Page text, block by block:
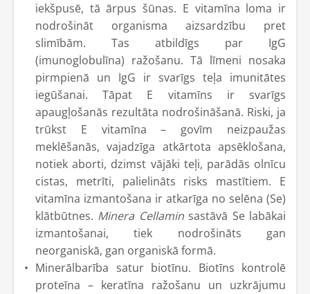
iekšpusē, tā ārpus šūnas. E vitamīna loma ir
nodrošināt organisma aizsardzību pret
slimībām. Tas atbildīgs par IgG
(imunoglobulīna) ražošanu. Tā līmeni nosaka
pirmpienā un IgG ir svarīgs teļa imunitātes
iegūšanai. Tāpat E vitamīns ir svarīgs
apaugļošanās rezultāta nodrošināšanā. Riski, ja
trūkst E vitamīna – govīm neizpaužas
meklēšanās, vajadzīga atkārtota apsēklošana,
notiek aborti, dzimst vājāki teļi, parādās olnīcu
cistas, metrīti, palielināts risks mastītiem. E
vitamīna izmantošana ir atkarīga no selēna (Se)
klātbūtnes. Minera Cellaminsastāvā Se labākai
izmantošanai, tiek nodrošināts gan
neorganiskā, gan organiskā formā.
Minerālbarība satur biotīnu. Biotīns kontrolē
proteīna – keratīna ražošanu un uzkrājumu